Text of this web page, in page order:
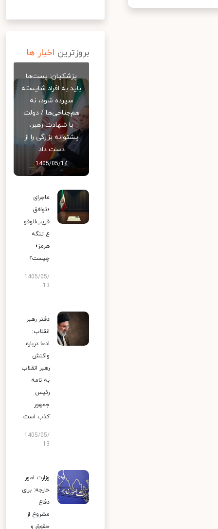
بروزترین اخبار ها
پزشکیان: پست‌ها
باید به افراد شایسته
سپرده شود، نه
هم‌جناحی‌ها / دولت
با شهادت رهبر،
پشتوانه بزرگی را از
دست داد
1405/05/14
ماجرای
«توافق
قریب‌الوقو
ع تنگه
هرمز»
چیست؟
1405/05/
13
دفتر رهبر
انقلاب:
ادعا درباره
واکنش
رهبر انقلاب
به نامه
رئیس
جمهور
کذب است
1405/05/
13
وزارت امور
خارجه: برای
دفاع
مشروع از
حقوق و